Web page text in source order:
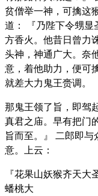
贫僧举一神，可擒这
道： 『乃陛下令甥显
方香火。他昔日曾力
头神，神通广大。奈
意，着他助力，便可
就差大力鬼王赍调。
那鬼王领了旨，即驾
真君之庙。早有把门
旨而至。』 二郎即与
意。上云：
『花果山妖猴齐天
蟠桃大